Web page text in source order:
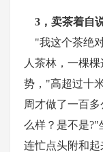
3，卖茶着自说
"我这个茶绝
人茶林，一棵
势，"高超过十
周才做了一百
么样？是不是?"
连忙点头附和起